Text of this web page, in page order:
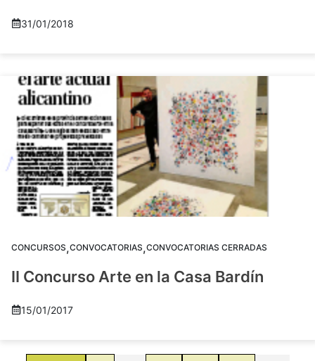
31/01/2018
CONCURSOS,CONVOCATORIAS,CONVOCATORIAS CERRADAS
II Concurso Arte en la Casa Bardín
15/01/2017